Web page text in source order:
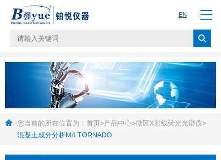
EN
您当前的所在位置为： 首页>产品中心>微区X射线荧光光谱仪>
混凝土成分分析M4 TORNADO